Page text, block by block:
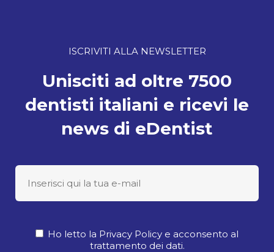
ISCRIVITI ALLA NEWSLETTER
Unisciti ad oltre 7500
dentisti italiani e ricevi le
news di eDentist
Ho letto la Privacy Policy e acconsento al
trattamento dei dati.